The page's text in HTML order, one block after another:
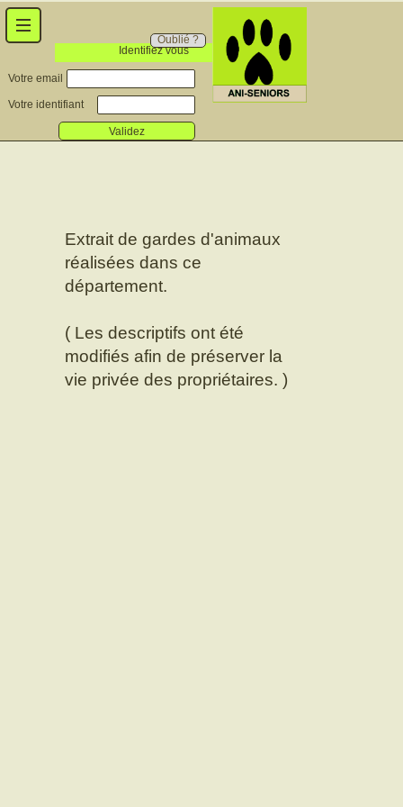
Identifiez vous
Oublié ?
Votre email
Votre identifiant
Validez
Extrait de gardes d'animaux
réalisées dans ce
département.
( Les descriptifs ont été
modifiés afin de préserver la
vie privée des propriétaires. )